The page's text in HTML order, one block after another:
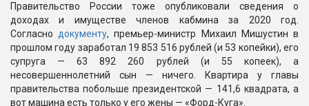
Правительство России тоже опубликовали сведения о
доходах и имуществе членов кабмина за 2020 год.
Согласно документу, премьер-министр Михаил Мишустин в
прошлом году заработал 19 853 516 рублей (и 53 копейки), его
супруга —63 892 260 рублей (и 55 копеек), а
несовершеннолетний сын — ничего. Квартира у главы
правительства побольше президентской — 141,6 квадрата, а
вот машина есть только у его жены — «Форд-Куга».